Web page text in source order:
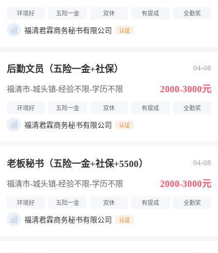
环境好 五险一金 双休 有提成 全勤奖
福清君霖商务秘书有限公司 认证
后勤文员（五险一金+社保） 04-08
福清市-城头镇-经验不限-学历不限 2000-3000元
环境好 五险一金 双休 有提成 全勤奖
福清君霖商务秘书有限公司 认证
老板秘书（五险一金+社保+5500） 04-08
福清市-城头镇-经验不限-学历不限 2000-3000元
环境好 五险一金 双休 有提成 全勤奖
福清君霖商务秘书有限公司 认证